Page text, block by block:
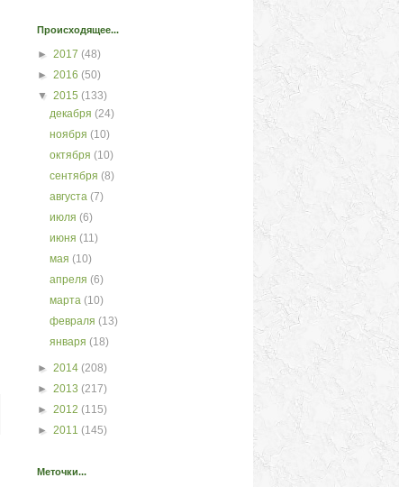
Происходящее...
► 2017 (48)
► 2016 (50)
▼ 2015 (133)
декабря(24)
ноября(10)
октября(10)
сентября(8)
августа(7)
июля(6)
июня(11)
мая(10)
апреля(6)
марта(10)
февраля(13)
января(18)
► 2014 (208)
► 2013 (217)
► 2012 (115)
► 2011 (145)
Меточки...